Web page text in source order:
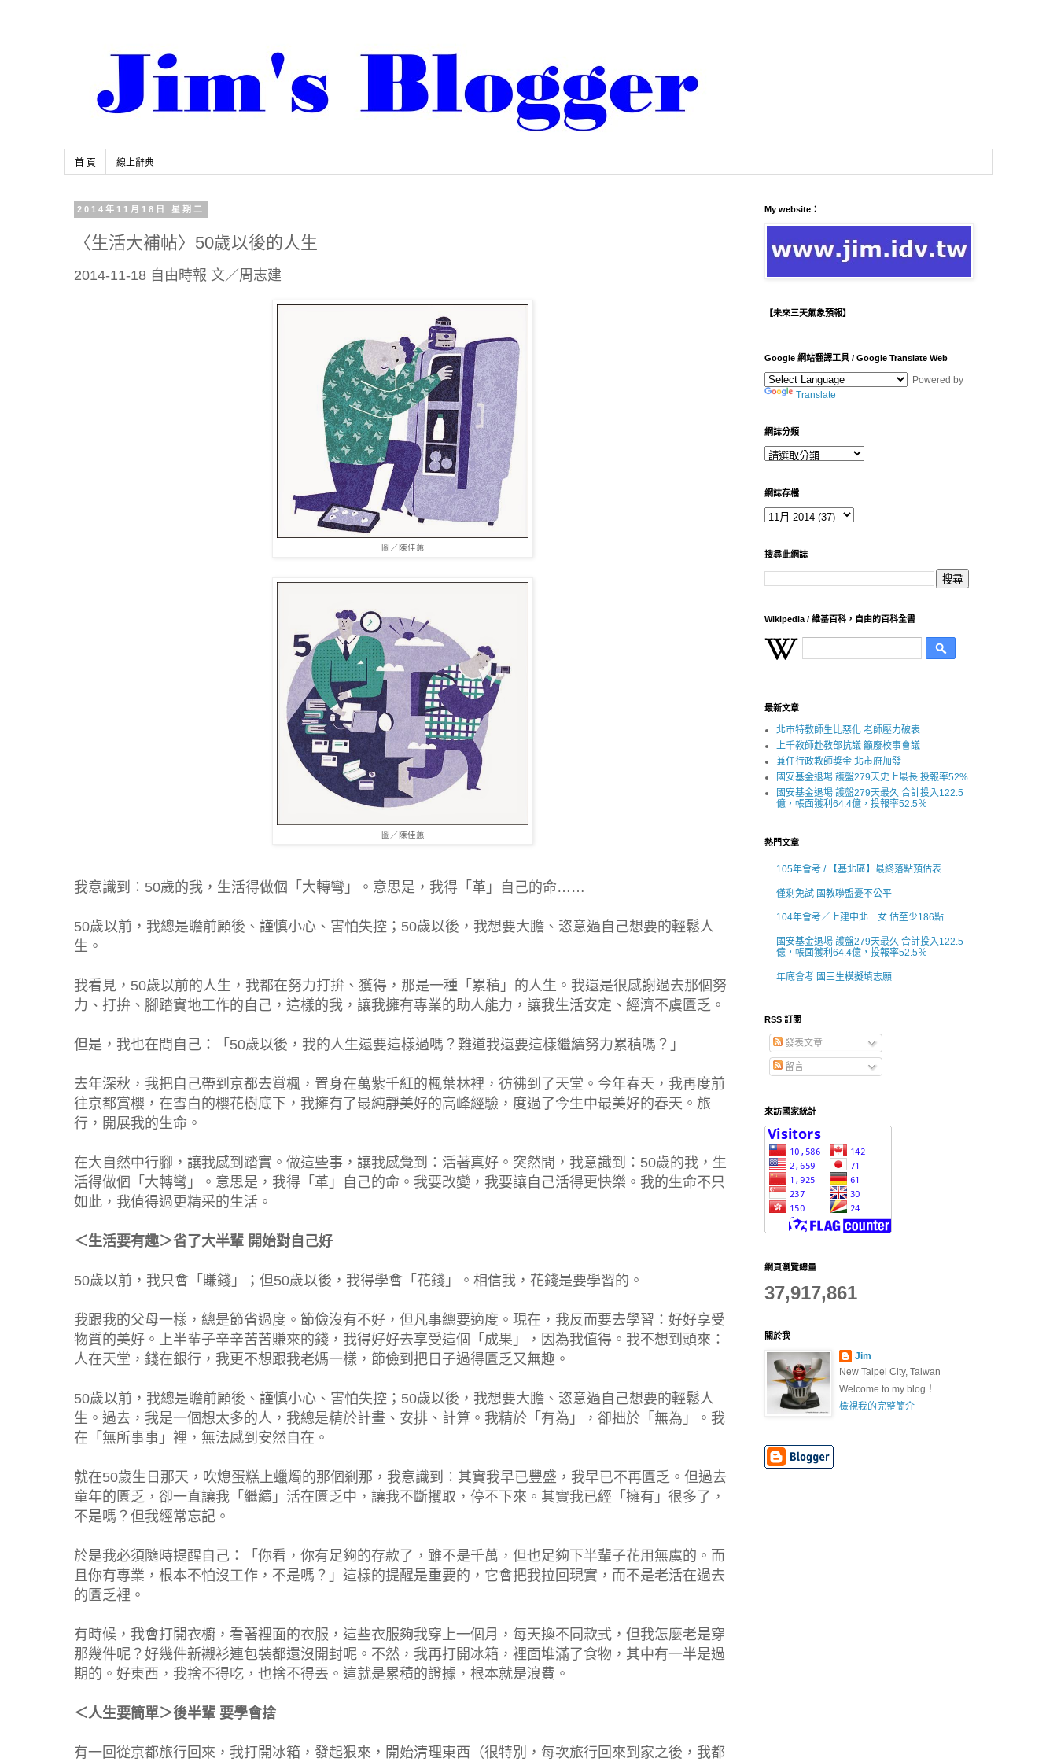
首 頁 線上辭典
2014年11月18日 星期二
〈生活大補帖〉50歲以後的人生
2014-11-18 自由時報 文／周志建
圖／陳佳蕙
圖／陳佳蕙
我意識到：50歲的我，生活得做個「大轉彎」。意思是，我得「革」自己的命……
50歲以前，我總是瞻前顧後、謹慎小心、害怕失控；50歲以後，我想要大膽、恣意過自己想要的輕鬆人
生。
我看見，50歲以前的人生，我都在努力打拚、獲得，那是一種「累積」的人生。我還是很感謝過去那個努
力、打拚、腳踏實地工作的自己，這樣的我，讓我擁有專業的助人能力，讓我生活安定、經濟不虞匱乏。
但是，我也在問自己：「50歲以後，我的人生還要這樣過嗎？難道我還要這樣繼續努力累積嗎？」
去年深秋，我把自己帶到京都去賞楓，置身在萬紫千紅的楓葉林裡，彷彿到了天堂。今年春天，我再度前
往京都賞櫻，在雪白的櫻花樹底下，我擁有了最純靜美好的高峰經驗，度過了今生中最美好的春天。旅
行，開展我的生命。
在大自然中行腳，讓我感到踏實。做這些事，讓我感覺到：活著真好。突然間，我意識到：50歲的我，生
活得做個「大轉彎」。意思是，我得「革」自己的命。我要改變，我要讓自己活得更快樂。我的生命不只
如此，我值得過更精采的生活。
＜生活要有趣＞省了大半輩 開始對自己好
50歲以前，我只會「賺錢」；但50歲以後，我得學會「花錢」。相信我，花錢是要學習的。
我跟我的父母一樣，總是節省過度。節儉沒有不好，但凡事總要適度。現在，我反而要去學習：好好享受
物質的美好。上半輩子辛辛苦苦賺來的錢，我得好好去享受這個「成果」，因為我值得。我不想到頭來：
人在天堂，錢在銀行，我更不想跟我老媽一樣，節儉到把日子過得匱乏又無趣。
50歲以前，我總是瞻前顧後、謹慎小心、害怕失控；50歲以後，我想要大膽、恣意過自己想要的輕鬆人
生。過去，我是一個想太多的人，我總是精於計畫、安排、計算。我精於「有為」，卻拙於「無為」。我
在「無所事事」裡，無法感到安然自在。
就在50歲生日那天，吹熄蛋糕上蠟燭的那個剎那，我意識到：其實我早已豐盛，我早已不再匱乏。但過去
童年的匱乏，卻一直讓我「繼續」活在匱乏中，讓我不斷攫取，停不下來。其實我已經「擁有」很多了，
不是嗎？但我經常忘記。
於是我必須隨時提醒自己：「你看，你有足夠的存款了，雖不是千萬，但也足夠下半輩子花用無虞的。而
且你有專業，根本不怕沒工作，不是嗎？」這樣的提醒是重要的，它會把我拉回現實，而不是老活在過去
的匱乏裡。
有時候，我會打開衣櫥，看著裡面的衣服，這些衣服夠我穿上一個月，每天換不同款式，但我怎麼老是穿
那幾件呢？好幾件新襯衫連包裝都還沒開封呢。不然，我再打開冰箱，裡面堆滿了食物，其中有一半是過
期的。好東西，我捨不得吃，也捨不得丟。這就是累積的證據，根本就是浪費。
＜人生要簡單＞後半輩 要學會捨
有一回從京都旅行回來，我打開冰箱，發起狠來，開始清理東西（很特別，每次旅行回來到家之後，我都
My website：
【未來三天氣象預報】
Google 網站翻譯工具 / Google Translate Web
Powered by
Translate
網誌分類
網誌存檔
搜尋此網誌
Wikipedia / 維基百科，自由的百科全書
最新文章
北市特教師生比惡化 老師壓力破表
上千教師赴教部抗議 籲廢校事會議
兼任行政教師獎金 北市府加發
國安基金退場 護盤279天史上最長 投報率52%
國安基金退場 護盤279天最久 合計投入122.5
億，帳面獲利64.4億，投報率52.5％
熱門文章
105年會考 / 【基北區】最終落點預估表
僅剩免試 國教聯盟憂不公平
104年會考／上建中北一女 估至少186點
國安基金退場 護盤279天最久 合計投入122.5
億，帳面獲利64.4億，投報率52.5％
年底會考 國三生模擬填志願
RSS 訂閱
發表文章
留言
來訪國家統計
網頁瀏覽總量
37,917,861
關於我
Jim
New Taipei City, Taiwan
Welcome to my blog！
檢視我的完整簡介